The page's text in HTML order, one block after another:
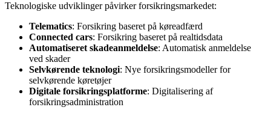
Teknologiske udviklinger påvirker forsikringsmarkedet:
Telematics: Forsikring baseret på køreadfærd
Connected cars: Forsikring baseret på realtidsdata
Automatiseret skadeanmeldelse: Automatisk anmeldelse
ved skader
Selvkørende teknologi: Nye forsikringsmodeller for
selvkørende køretøjer
Digitale forsikringsplatforme: Digitalisering af
forsikringsadministration